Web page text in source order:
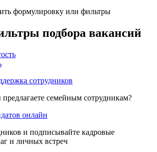
формулировку или фильтры
подбора вакансий
сотрудников
семейным сотрудникам?
онлайн
и подписывайте кадровые
и личных встреч